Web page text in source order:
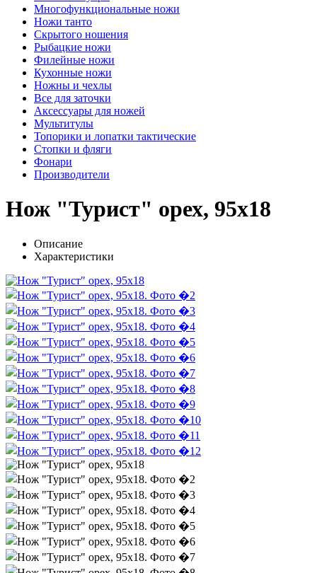
Многофункциональные ножи
Ножи танто
Скрытого ношения
Рыбацкие ножи
Филейные ножи
Кухонные ножи
Ножны и чехлы
Все для заточки
Аксессуары для ножей
Мультитулы
Топорики и лопатки тактические
Стопки и фляги
Фонари
Производители
Нож "Турист" орех, 95х18
Описание
Характеристики